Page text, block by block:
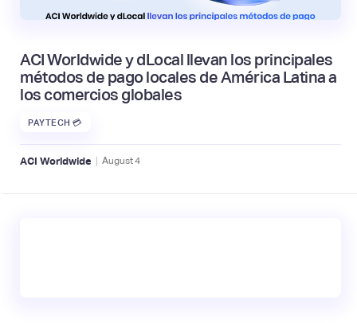
ACI Worldwide y dLocal llevan los principales
métodos de pago locales de América Latina a
los comercios globales
PAYTECH 💳
ACI Worldwide | August4